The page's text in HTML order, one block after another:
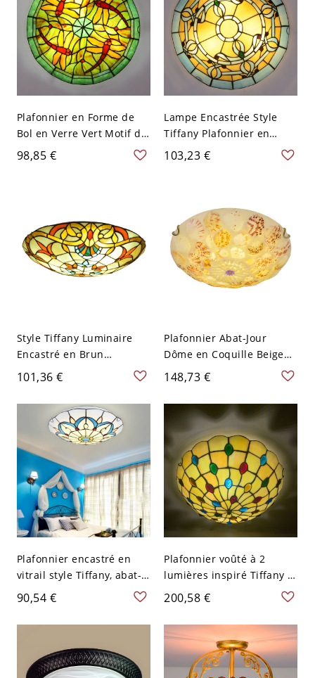
Plafonnier en Forme de
Bol en Verre Vert Motif de
Libellule Lampe Encastrée
Style Tiffany - Vert 110 V-
98,85 €
Lampe Encastrée Style
Tiffany Plafonnier en
Forme de Bol en Verre
Multicolore - Jaune 110 V-
103,23 €
Style Tiffany Luminaire
Encastré en Brun
Plafonnier Abat-Jour en
Vitrail en Forme de Bol -
Brun 110 V-120 V 30,48 cm
101,36 €
Plafonnier Abat-Jour
Dôme en Coquille Beige
Lampe Encastrée Style
Tiffany - Beige 110 V-120 V
30,48 cm
148,73 €
Plafonnier encastré en
vitrail style Tiffany, abat-
jour artisanal
géométrique pour
chambre et entrée - 110
90,54 €
Plafonnier voûté à 2
lumières inspiré Tiffany -
Multicolore 110 V-120 V
200,58 €